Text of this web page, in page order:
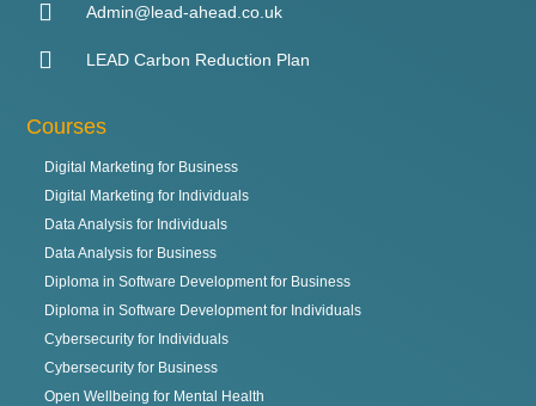
Admin@lead-ahead.co.uk
LEAD Carbon Reduction Plan
Courses
Digital Marketing for Business
Digital Marketing for Individuals
Data Analysis for Individuals
Data Analysis for Business
Diploma in Software Development for Business
Diploma in Software Development for Individuals
Cybersecurity for Individuals
Cybersecurity for Business
Open Wellbeing for Mental Health